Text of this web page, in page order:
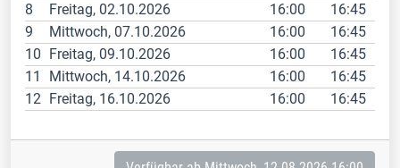
8
Freitag, 02.10.2026 16:00
16:45
9
Mittwoch, 07.10.2026 16:00
16:45
10
Freitag, 09.10.2026 16:00
16:45
11
Mittwoch, 14.10.2026 16:00
16:45
12 Freitag, 16.10.2026 16:00 16:45